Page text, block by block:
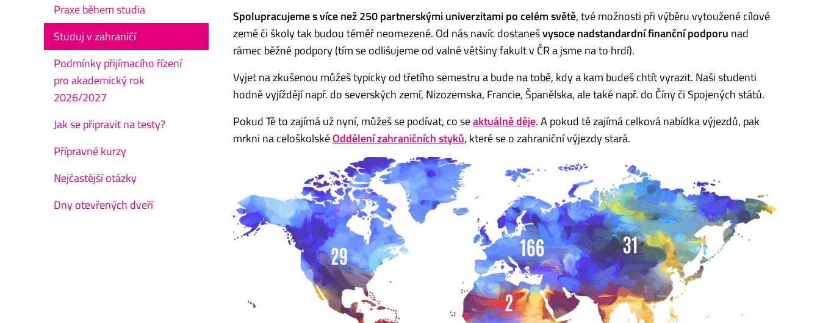
Spolupracujeme s více než 250 partnerskými univerzitami po celém světě, tvé možnosti při výběru vytoužené cílové
země či školy tak budou téměř neomezené. Od nás navíc dostanešvysoce nadstandardní finanční podporu nad
rámec běžné podpory (tím se odlišujeme od valné většiny fakult v ČR a jsme na to hrdí).
Vyjet na zkušenou můžeš typicky od třetího semestru a bude na tobě, kdy a kam budeš chtít vyrazit. Naši studenti
hodně vyjíždějí např. do severských zemí, Nizozemska, Francie, Španělska, ale také např. do Číny či Spojených států.
Pokud Tě to zajímá už nyní, můžeš se podívat, co seaktuálně děje. A pokud tě zajímá celková nabídka výjezdů, pak
mrkni na celoškolskéOddělení zahraničních styků, které se o zahraniční výjezdy stará.
Praxe během studia
Studuj v zahraničí
Podmínky přijímacího řízení
pro akademický rok
2026/2027
Jak se připravit na testy?
Přípravné kurzy
Nejčastější otázky
Dny otevřených dveří